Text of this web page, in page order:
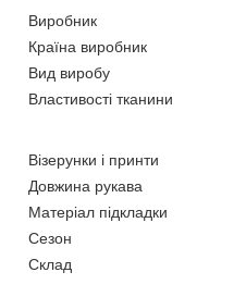
Виробник
Країна виробник
Вид виробу
Властивості тканини
Візерунки і принти
Довжина рукава
Матеріал підкладки
Сезон
Склад